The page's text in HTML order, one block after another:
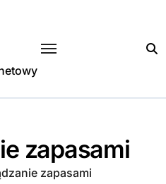
zapasami
zapasami